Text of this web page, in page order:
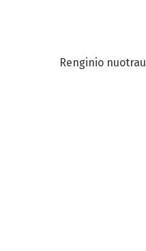
Renginio